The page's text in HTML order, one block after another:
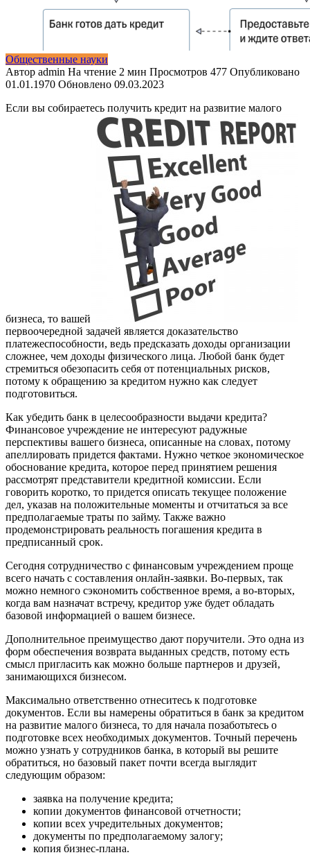
Общественные науки
Автор admin На чтение 2 мин Просмотров 477 Опубликовано
01.01.1970 Обновлено 09.03.2023
Если вы собираетесь получить кредит на развитие малого
бизнеса, то вашей
первоочередной задачей является доказательство
платежеспособности, ведь предсказать доходы организации
сложнее, чем доходы физического лица. Любой банк будет
стремиться обезопасить себя от потенциальных рисков,
потому к обращению за кредитом нужно как следует
подготовиться.
Как убедить банк в целесообразности выдачи кредита?
Финансовое учреждение не интересуют радужные
перспективы вашего бизнеса, описанные на словах, потому
апеллировать придется фактами. Нужно четкое экономическое
обоснование кредита, которое перед принятием решения
рассмотрят представители кредитной комиссии. Если
говорить коротко, то придется описать текущее положение
дел, указав на положительные моменты и отчитаться за все
предполагаемые траты по займу. Также важно
продемонстрировать реальность погашения кредита в
предписанный срок.
Сегодня сотрудничество с финансовым учреждением проще
всего начать с составления онлайн-заявки. Во-первых, так
можно немного сэкономить собственное время, а во-вторых,
когда вам назначат встречу, кредитор уже будет обладать
базовой информацией о вашем бизнесе.
Дополнительное преимущество дают поручители. Это одна из
форм обеспечения возврата выданных средств, потому есть
смысл пригласить как можно больше партнеров и друзей,
занимающихся бизнесом.
Максимально ответственно отнеситесь к подготовке
документов. Если вы намерены обратиться в банк за кредитом
на развитие малого бизнеса, то для начала позаботьтесь о
подготовке всех необходимых документов. Точный перечень
можно узнать у сотрудников банка, в который вы решите
обратиться, но базовый пакет почти всегда выглядит
следующим образом:
заявка на получение кредита;
копии документов финансовой отчетности;
копии всех учредительных документов;
документы по предполагаемому залогу;
копия бизнес-плана.